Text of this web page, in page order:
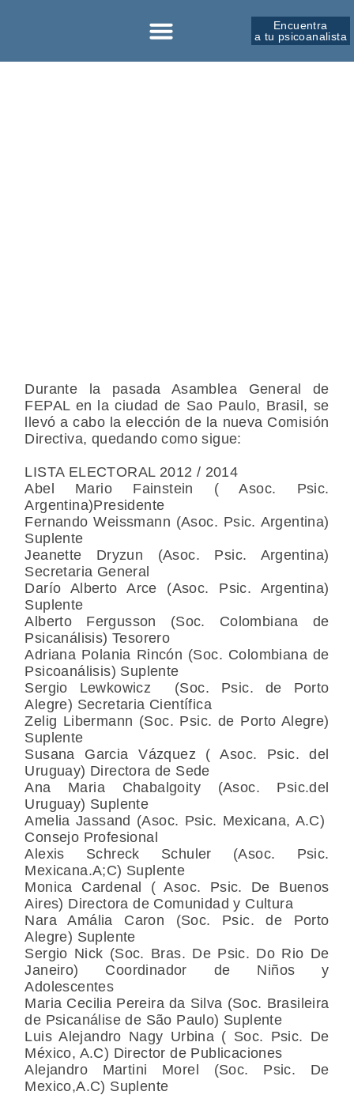
Encuentra
a tu psicoanalista
Durante la pasada Asamblea General de
FEPAL en la ciudad de Sao Paulo, Brasil, se
llevó a cabo la elección de la nueva Comisión
Directiva, quedando como sigue:
LISTA ELECTORAL 2012 / 2014
Abel Mario Fainstein ( Asoc. Psic.
Argentina)Presidente
Fernando Weissmann (Asoc. Psic. Argentina)
Suplente
Jeanette Dryzun (Asoc. Psic. Argentina)
Secretaria General
Darío Alberto Arce (Asoc. Psic. Argentina)
Suplente
Alberto Fergusson (Soc. Colombiana de
Psicanálisis) Tesorero
Adriana Polania Rincón (Soc. Colombiana de
Psicoanálisis) Suplente
Sergio Lewkowicz (Soc. Psic. de Porto
Alegre) Secretaria Científica
Zelig Libermann (Soc. Psic. de Porto Alegre)
Suplente
Susana Garcia Vázquez ( Asoc. Psic. del
Uruguay) Directora de Sede
Ana Maria Chabalgoity (Asoc. Psic.del
Uruguay) Suplente
Amelia Jassand (Asoc. Psic. Mexicana, A.C)
Consejo Profesional
Alexis Schreck Schuler (Asoc. Psic.
Mexicana.A;C) Suplente
Monica Cardenal ( Asoc. Psic. De Buenos
Aires) Directora de Comunidad y Cultura
Nara Amália Caron (Soc. Psic. de Porto
Alegre) Suplente
Sergio Nick (Soc. Bras. De Psic. Do Rio De
Janeiro) Coordinador de Niños y
Adolescentes
Maria Cecilia Pereira da Silva (Soc. Brasileira
de Psicanálise de São Paulo) Suplente
Luis Alejandro Nagy Urbina ( Soc. Psic. De
México, A.C) Director de Publicaciones
Alejandro Martini Morel (Soc. Psic. De
Mexico,A.C) Suplente